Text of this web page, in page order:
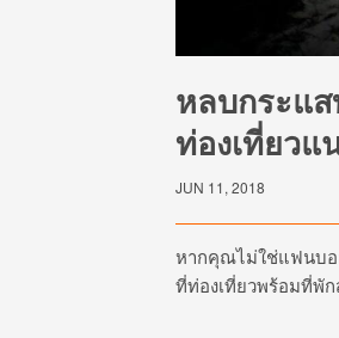
หลบกระแ
ท่องเที่ยวแ
JUN 11, 2018
หากคุณไม่ใช่แฟนบอ
ที่ท่องเที่ยวพร้อมที่พั